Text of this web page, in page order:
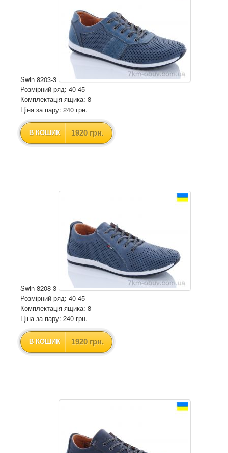
Swin 8203-3
Розмірний ряд: 40-45
Комплектація ящика: 8
Ціна за пару: 240 грн.
В КОШИК 1920 грн.
Swin 8208-3
Розмірний ряд: 40-45
Комплектація ящика: 8
Ціна за пару: 240 грн.
В КОШИК 1920 грн.